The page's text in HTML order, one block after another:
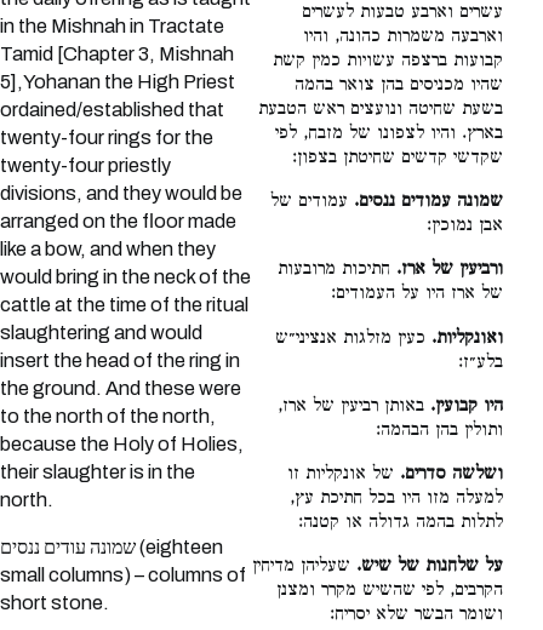
in the Mishnah in Tractate
Tamid [Chapter 3, Mishnah
5],Yohanan the High Priest
ordained/established that
twenty-four rings for the
twenty-four priestly
divisions, and they would be
arranged on the floor made
like a bow, and when they
would bring in the neck of the
cattle at the time of the ritual
slaughtering and would
insert the head of the ring in
the ground. And these were
to the north of the north,
because the Holy of Holies,
their slaughter is in the
north.
שמונה עודים ננסים (eighteen
small columns) – columns of
short stone.
עשרים וארבע טבעות לעשרים
וארבעה משמרות כהונה, והיו
קבועות ברצפה עשויות כמין קשת
שהיו מכניסים בהן צואר בהמה
בשעת שחיטה ונועצים ראש הטבעת
בארץ. והיו לצפונו של מזבח, לפי
שקדשי קדשים שחיטתן בצפון:
שמונה עמודים ננסים. עמודים של
אבן נמוכין:
ורביעין של ארז. חתיכות מרובעות
של ארז היו על העמודים:
ואונקליות. כעין מזלגות אנציני״ש
בלע״ז:
היו קבועין. באותן רביעין של ארז,
ותולין בהן הבהמה:
ושלשה סדרים. של אונקליות זו
למעלה מזו היו בכל חתיכת עץ,
לתלות בהמה גדולה או קטנה:
על שלחנות של שיש. שעליהן מדיחין
הקרבים, לפי שהשיש מקרר ומצנן
ושומר הבשר שלא יסריח: